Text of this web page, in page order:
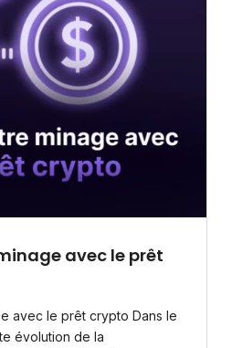
avec le prêt
avec le prêt crypto Dans le
évolution de la